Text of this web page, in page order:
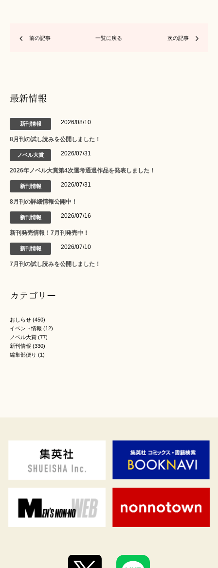
前の記事 一覧に戻る 次の記事
最新情報
新刊情報 2026/08/10
8月刊の試し読みを公開しました！
ノベル大賞 2026/07/31
2026年ノベル大賞第4次選考通過作品を発表しました！
新刊情報 2026/07/31
8月刊の詳細情報公開中！
新刊情報 2026/07/16
新刊発売情報！7月刊発売中！
新刊情報 2026/07/10
7月刊の試し読みを公開しました！
カテゴリー
おしらせ (450)
イベント情報 (12)
ノベル大賞 (77)
新刊情報 (330)
編集部便り (1)